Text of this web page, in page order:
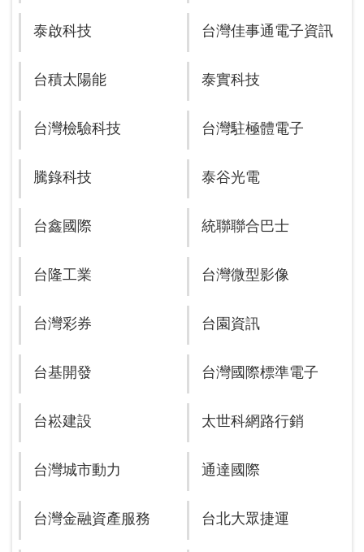
泰啟科技 台灣佳事通電子資訊
台積太陽能 泰實科技
台灣檢驗科技 台灣駐極體電子
騰錄科技 泰谷光電
台鑫國際 統聯聯合巴士
台隆工業 台灣微型影像
台灣彩券 台園資訊
台基開發 台灣國際標準電子
台崧建設 太世科網路行銷
台灣城市動力 通達國際
台灣金融資產服務 台北大眾捷運